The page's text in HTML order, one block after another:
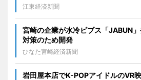
江東経済新聞
宮崎の企業が水冷ビブス「JABUN
対策のため開発
ひなた宮崎経済新聞
岩田屋本店でK-POPアイドルのVR